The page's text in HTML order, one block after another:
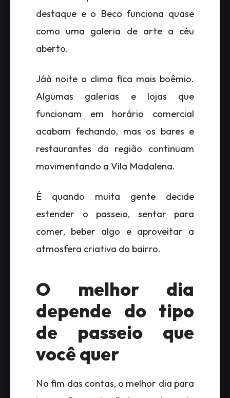
destaque e o Beco funciona quase
como uma galeria de arte a céu
aberto.
Jáà noite o clima fica mais boêmio.
Algumas galerias e lojas que
funcionam em horário comercial
acabam fechando, mas os bares e
restaurantes da região continuam
movimentando a Vila Madalena.
É quando muita gente decide
estender o passeio, sentar para
comer, beber algo e aproveitar a
atmosfera criativa do bairro.
O melhor dia
depende do tipo
de passeio que
você quer
No fim das contas, o melhor dia para